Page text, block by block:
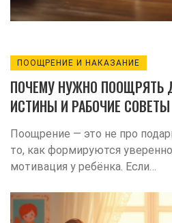
ПООЩРЕНИЕ И НАКАЗАНИЕ
ПОЧЕМУ НУЖНО ПООЩРЯТЬ
ИСТИНЫ И РАБОЧИЕ СОВЕТЫ
Поощрение — это не про
то, как формируются
мотивация у ребёнка. Если
ребёнок быстрее учится и
От похвалы дети становятся